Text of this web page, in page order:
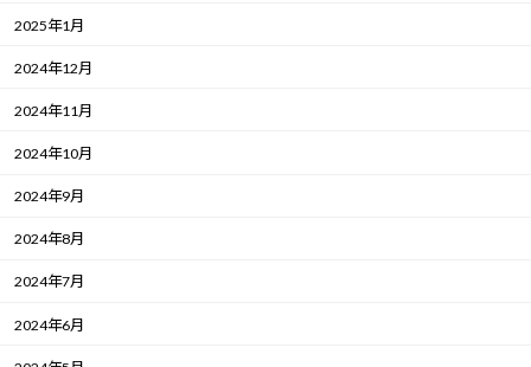
2025年1月
2024年12月
2024年11月
2024年10月
2024年9月
2024年8月
2024年7月
2024年6月